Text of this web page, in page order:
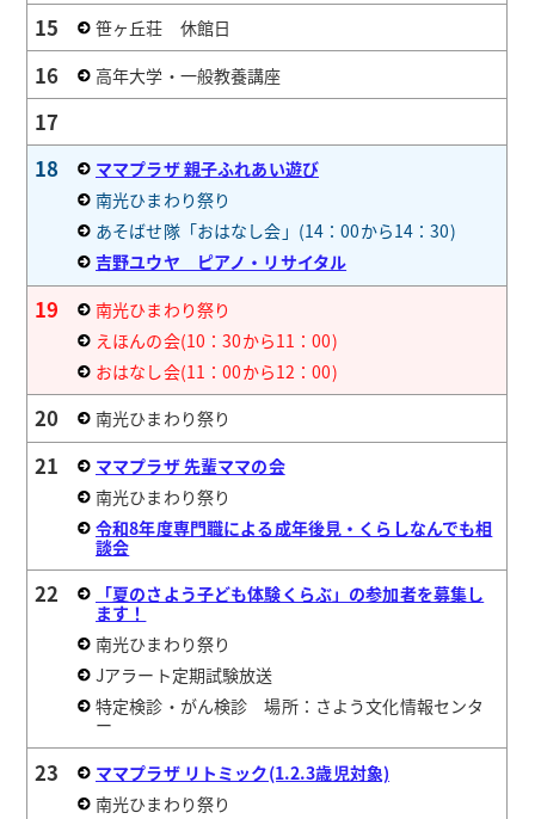
15
笹ヶ丘荘 休館日
16 高年大学・一般教養講座
17
18
ママプラザ 親子ふれあい遊び
南光ひまわり祭り
あそばせ隊「おはなし会」(14：00から14：30)
吉野ユウヤ ピアノ・リサイタル
19
南光ひまわり祭り
えほんの会(10：30から11：00)
おはなし会(11：00から12：00)
20 南光ひまわり祭り
21
ママプラザ 先輩ママの会
南光ひまわり祭り
令和8年度専門職による成年後見・くらしなんでも相
談会
22
「夏のさよう子ども体験くらぶ」の参加者を募集し
ます！
南光ひまわり祭り
Jアラート定期試験放送
特定検診・がん検診 場所：さよう文化情報センタ
ー
23
ママプラザ リトミック(1.2.3歳児対象)
南光ひまわり祭り